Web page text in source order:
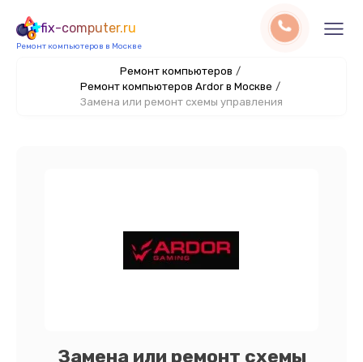
fix-computer.ru
Ремонт компьютеров в Москве
Ремонт компьютеров /
Ремонт компьютеров Ardor в Москве /
Замена или ремонт схемы управления
Замена или ремонт схемы